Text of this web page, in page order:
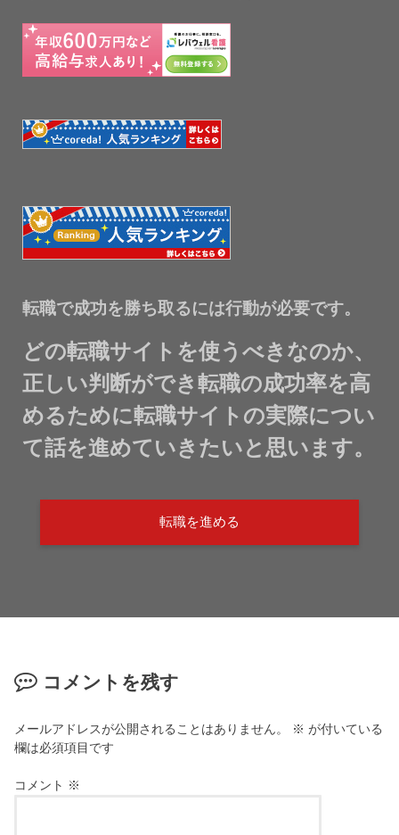
転職で成功を勝ち取るには行動が必要です。
どの転職サイトを使うべきなのか、
正しい判断ができ転職の成功率を高
めるために転職サイトの実際につい
て話を進めていきたいと思います。
転職を進める
コメントを残す
メールアドレスが公開されることはありません。 ※ が付いている
欄は必須項目です
コメント ※